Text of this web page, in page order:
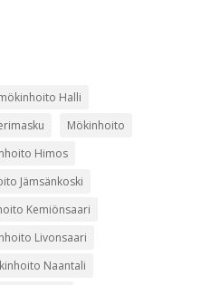
Halli
Mökinhoito
Himos
Jämsänkoski
Kemiönsaari
Livonsaari
Naantali